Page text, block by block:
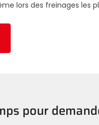
lors des freinages les
pour